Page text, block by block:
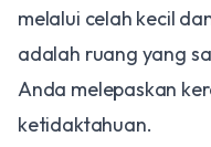
melalui celah kecil
adalah ruang yang
Anda melepaskan
ketidaktahuan.